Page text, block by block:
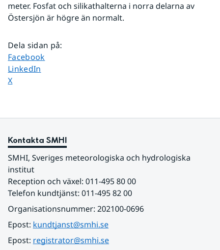
meter. Fosfat och silikathalterna i norra delarna av
Östersjön är högre än normalt.
Dela sidan på:
Dela sidan på
Facebook
Dela sidan på
LinkedIn
Dela sidan på
X
Kontakta SMHI
SMHI, Sveriges meteorologiska och hydrologiska
institut
Reception och växel: 011-495 80 00
Telefon kundtjänst: 011-495 82 00
Organisationsnummer: 202100-0696
Epost: kundtjanst@smhi.se
Epost: registrator@smhi.se